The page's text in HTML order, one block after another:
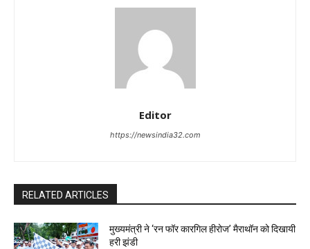
Editor
https://newsindia32.com
RELATED ARTICLES
मुख्यमंत्री ने ‘रन फॉर कारगिल हीरोज’ मैराथॉन को दिखायी
हरी झंडी